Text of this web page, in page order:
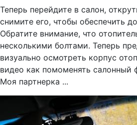
Теперь перейдите в салон,
снимите его, чтобы обеспечить
Обратите внимание, что
несколькими болтами. Теперь
визуально осмотреть корпус
видео как помоменять салонный
Моя партнерка ...